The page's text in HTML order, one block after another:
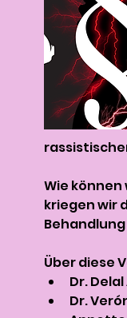
Wie
kriegen wir
Über diese
Dr.
Dr.